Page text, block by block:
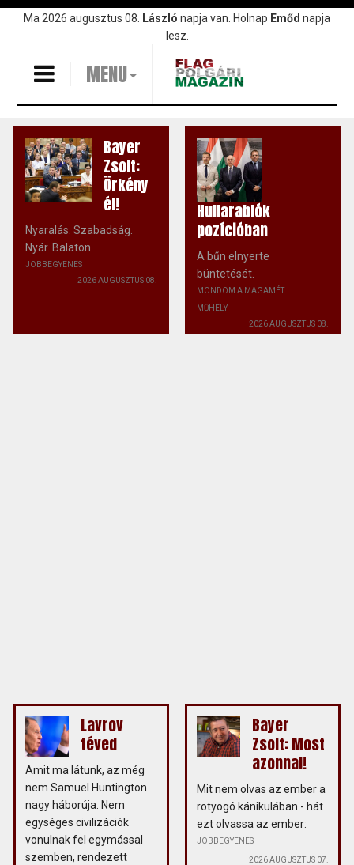
UgrásMa 2026 augusztus 08. László napja van. Holnap Emőd napja
lesz.
MENU
Bayer
Zsolt:
Örkény
él!
Nyaralás. Szabadság.
Nyár. Balaton.
JOBBEGYENES
2026 AUGUSZTUS 08.
Hullarablók
pozícióban
A bűn elnyerte
büntetését.
MONDOM A MAGAMÉT
MŰHELY
2026 AUGUSZTUS 08.
Lavrov
téved
Amit ma látunk, az még
nem Samuel Huntington
nagy háborúja. Nem
egységes civilizációk
vonulnak fel egymással
szemben, rendezett
Bayer
Zsolt: Most
azonnal!
Mit nem olvas az ember a
rotyogó kánikulában - hát
ezt olvassa az ember:
JOBBEGYENES
2026 AUGUSZTUS 07.